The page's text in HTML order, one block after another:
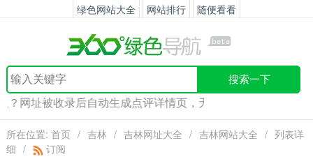
绿色网站大全 网站排行 随便看看
搜索一下
？网址被收录后自动生成点评详情页，无限增加内页外链！
所在位置: 首页 / 吉林 / 吉林网址大全 / 吉林网站大全 / 列表详
细 / 订阅